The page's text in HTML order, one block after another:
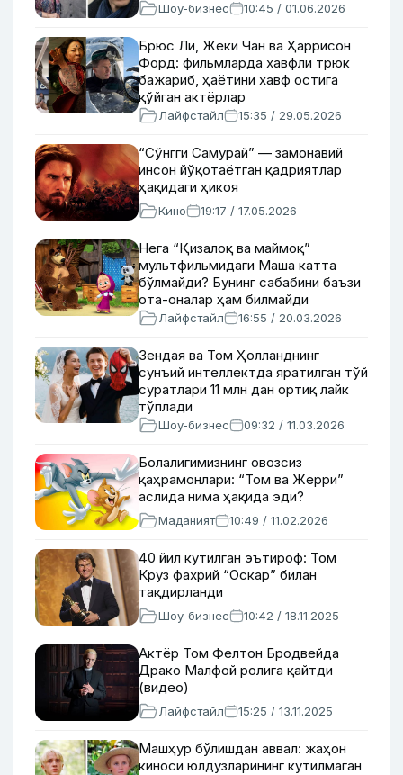
Шоу-бизнес 10:45 / 01.06.2026
Брюс Ли, Жеки Чан ва Ҳаррисон
Форд: фильмларда хавфли трюк
бажариб, ҳаётини хавф остига
қўйган актёрлар
Лайфстайл 15:35 / 29.05.2026
“Сўнгги Самурай” — замонавий
инсон йўқотаётган қадриятлар
ҳақидаги ҳикоя
Кино 19:17 / 17.05.2026
Нега “Қизалоқ ва маймоқ”
мультфильмидаги Маша катта
бўлмайди? Бунинг сабабини баъзи
ота-оналар ҳам билмайди
Лайфстайл 16:55 / 20.03.2026
Зендая ва Том Ҳолланднинг
сунъий интеллектда яратилган тўй
суратлари 11 млн дан ортиқ лайк
тўплади
Шоу-бизнес 09:32 / 11.03.2026
Болалигимизнинг овозсиз
қаҳрамонлари: “Том ва Жерри”
аслида нима ҳақида эди?
Маданият 10:49 / 11.02.2026
40 йил кутилган эътироф: Том
Круз фахрий “Оскар” билан
тақдирланди
Шоу-бизнес 10:42 / 18.11.2025
Актёр Том Фелтон Бродвейда
Драко Малфой ролига қайтди
(видео)
Лайфстайл 15:25 / 13.11.2025
Машҳур бўлишдан аввал: жаҳон
киноси юлдузларининг кутилмаган